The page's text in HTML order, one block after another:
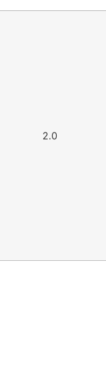
2.0